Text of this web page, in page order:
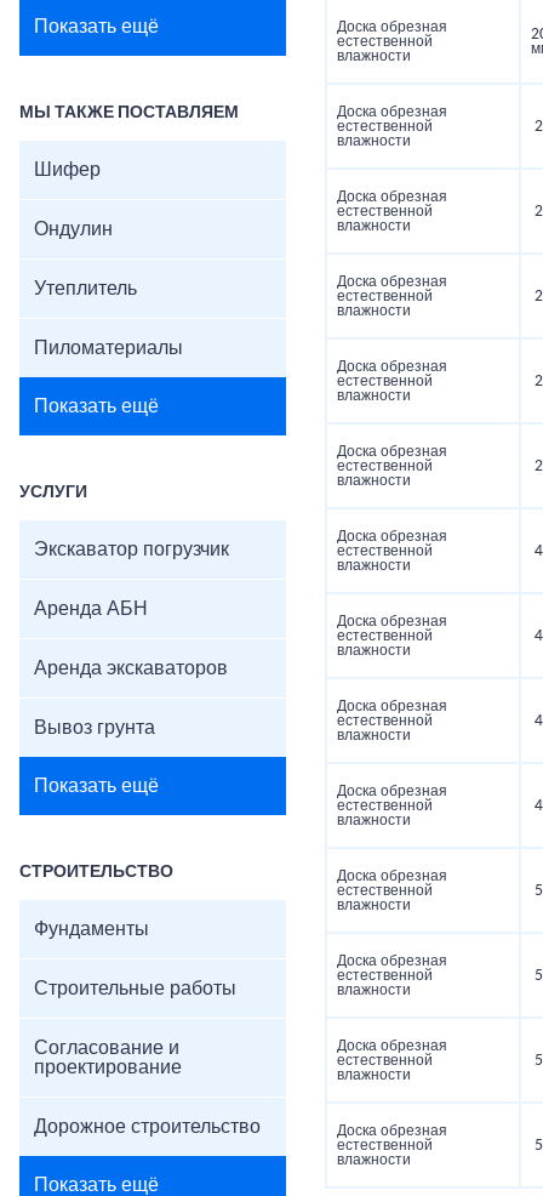
Показать ещё
МЫ ТАКЖЕ ПОСТАВЛЯЕМ
Шифер
Ондулин
Утеплитель
Пиломатериалы
Показать ещё
УСЛУГИ
Экскаватор погрузчик
Аренда АБН
Аренда экскаваторов
Вывоз грунта
Показать ещё
СТРОИТЕЛЬСТВО
Фундаменты
Строительные работы
Согласование и
проектирование
Дорожное строительство
Показать ещё
Доска обрезная
естественной
влажности
Доска обрезная
естественной
влажности
Доска обрезная
естественной
влажности
Доска обрезная
естественной
влажности
Доска обрезная
естественной
влажности
Доска обрезная
естественной
влажности
Доска обрезная
естественной
влажности
Доска обрезная
естественной
влажности
Доска обрезная
естественной
влажности
Доска обрезная
естественной
влажности
Доска обрезная
естественной
влажности
Доска обрезная
естественной
влажности
Доска обрезная
естественной
влажности
Доска обрезная
естественной
влажности